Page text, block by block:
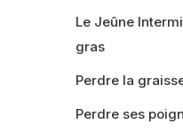
Le Jeûne
gras
Perdre la
Perdre ses